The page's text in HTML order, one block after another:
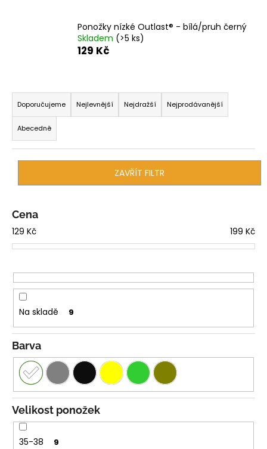
Ponožky nízké Outlast® - bílá/pruh černý
Skladem (>5 ks)
129 Kč
Ř
a
z
e
n
p
o
d
u
t
ů
Doporučujeme Nejlevnější Nejdražší Nejprodávanější
Abecedně
ZAVŘÍT FILTR
Cena
129 Kč 199 Kč
Na skladě 9
Barva
Velikost ponožek
35-38 9
D
p
o
r
č
u
e
ŠORTKY
HIGH
LONG
DÁMSKÉ
TENKÉ
OUTLAST®
ČERNÁ